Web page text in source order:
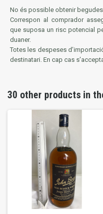
No és possible obtenir
Correspon al comprador
que suposa un risc potencial
duaner.
Totes les despeses
destinatari. En cap cas
30 other products in